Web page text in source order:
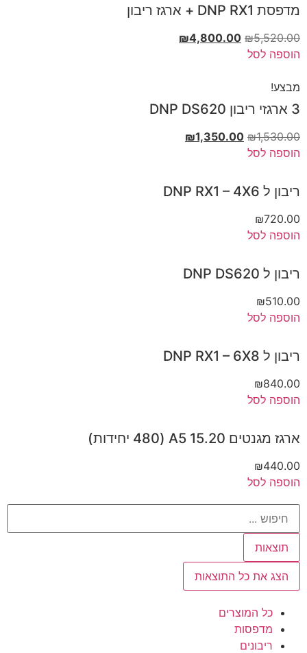
תוצאות
הצג את כל התוצאות
כל המוצרים
מדפסות
ריבונים
מדפסת DNP RX1 + ארגז ריבון
₪5,520.00
₪4,800.00
הוספה לסל
מבצע!
3 ארגזי ריבון DNP DS620
₪1,530.00
₪1,350.00
הוספה לסל
ריבון ל DNP RX1 – 4X6
₪720.00
הוספה לסל
ריבון ל DNP DS620
₪510.00
הוספה לסל
ריבון ל DNP RX1 – 6X8
₪840.00
הוספה לסל
ארגז מגנטים 15.20 A5 (480 יחידות)
₪440.00
הוספה לסל